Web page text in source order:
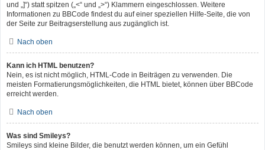
und „]“) statt spitzen („<“ und „>“) Klammern eingeschlossen. Weitere
Informationen zu BBCode findest du auf einer speziellen Hilfe-Seite, die von
der Seite zur Beitragserstellung aus zugänglich ist.
Nach oben
Kann ich HTML benutzen?
Nein, es ist nicht möglich, HTML-Code in Beiträgen zu verwenden. Die
meisten Formatierungsmöglichkeiten, die HTML bietet, können über BBCode
erreicht werden.
Nach oben
Was sind Smileys?
Smileys sind kleine Bilder, die benutzt werden können, um ein Gefühl